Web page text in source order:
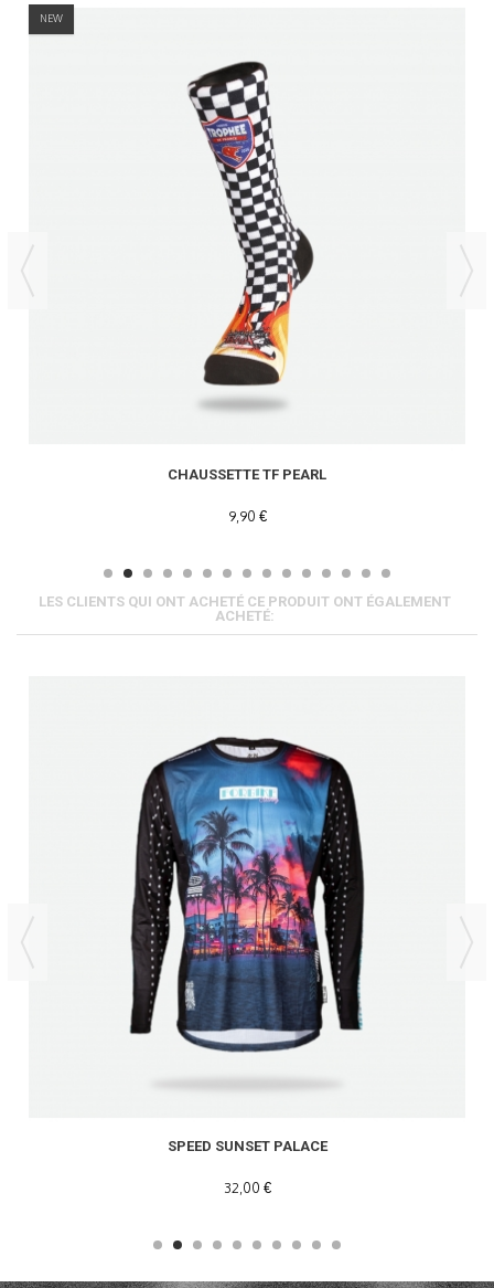
NEW
CHAUSSETTE TF PEARL
9,90 €
LES CLIENTS QUI ONT ACHETÉ CE PRODUIT ONT ÉGALEMENT
ACHETÉ:
SPEED SUNSET PALACE
32,00 €